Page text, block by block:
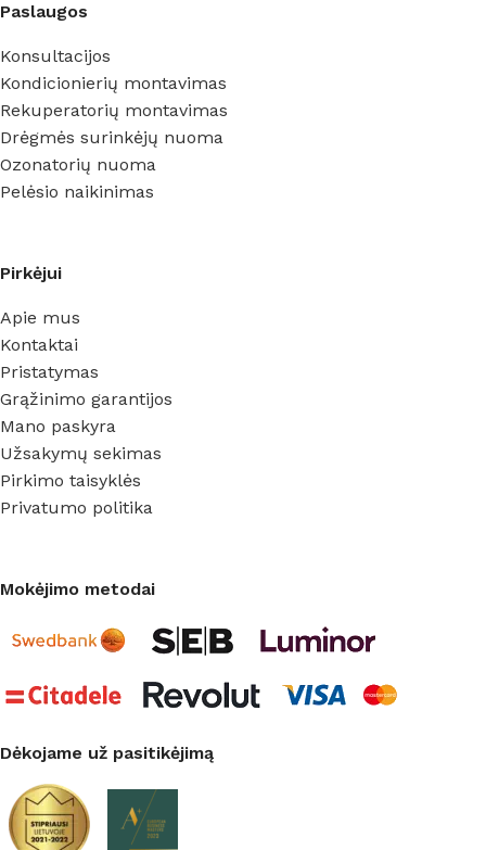
Paslaugos
Konsultacijos
Kondicionierių montavimas
Rekuperatorių montavimas
Drėgmės surinkėjų nuoma
Ozonatorių nuoma
Pelėsio naikinimas
Pirkėjui
Apie mus
Kontaktai
Pristatymas
Grąžinimo garantijos
Mano paskyra
Užsakymų sekimas
Pirkimo taisyklės
Privatumo politika
Mokėjimo metodai
Dėkojame už pasitikėjimą